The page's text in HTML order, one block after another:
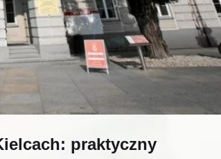
praktyczny